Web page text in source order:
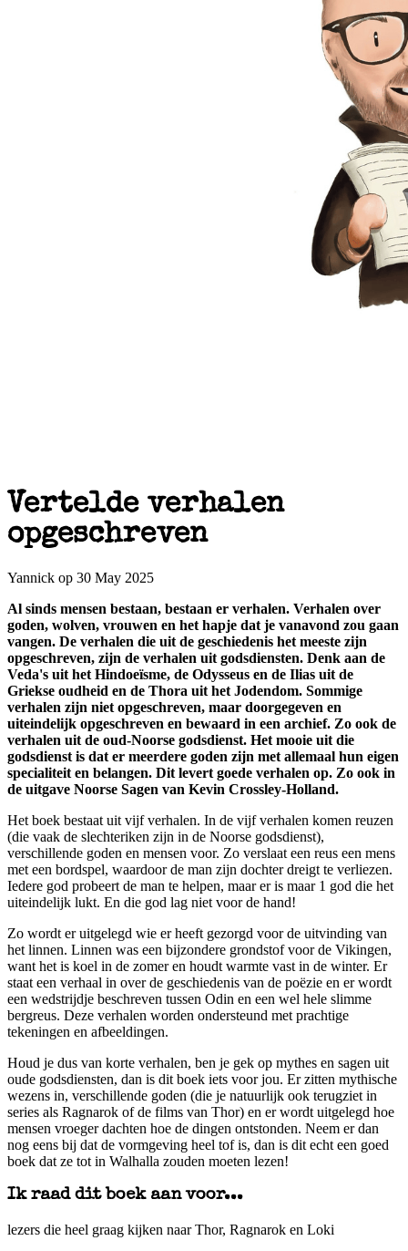
Vertelde verhalen
opgeschreven
Yannick op 30 May 2025
Al sinds mensen bestaan, bestaan er verhalen. Verhalen over
goden, wolven, vrouwen en het hapje dat je vanavond zou gaan
vangen. De verhalen die uit de geschiedenis het meeste zijn
opgeschreven, zijn de verhalen uit godsdiensten. Denk aan de
Veda's uit het Hindoeïsme, de Odysseus en de Ilias uit de
Griekse oudheid en de Thora uit het Jodendom. Sommige
verhalen zijn niet opgeschreven, maar doorgegeven en
uiteindelijk opgeschreven en bewaard in een archief. Zo ook de
verhalen uit de oud-Noorse godsdienst. Het mooie uit die
godsdienst is dat er meerdere goden zijn met allemaal hun eigen
specialiteit en belangen. Dit levert goede verhalen op. Zo ook in
de uitgave Noorse Sagen van Kevin Crossley-Holland.
Het boek bestaat uit vijf verhalen. In de vijf verhalen komen reuzen
(die vaak de slechteriken zijn in de Noorse godsdienst),
verschillende goden en mensen voor. Zo verslaat een reus een mens
met een bordspel, waardoor de man zijn dochter dreigt te verliezen.
Iedere god probeert de man te helpen, maar er is maar 1 god die het
uiteindelijk lukt. En die god lag niet voor de hand!
Zo wordt er uitgelegd wie er heeft gezorgd voor de uitvinding van
het linnen. Linnen was een bijzondere grondstof voor de Vikingen,
want het is koel in de zomer en houdt warmte vast in de winter. Er
staat een verhaal in over de geschiedenis van de poëzie en er wordt
een wedstrijdje beschreven tussen Odin en een wel hele slimme
bergreus. Deze verhalen worden ondersteund met prachtige
tekeningen en afbeeldingen.
Houd je dus van korte verhalen, ben je gek op mythes en sagen uit
oude godsdiensten, dan is dit boek iets voor jou. Er zitten mythische
wezens in, verschillende goden (die je natuurlijk ook terugziet in
series als Ragnarok of de films van Thor) en er wordt uitgelegd hoe
mensen vroeger dachten hoe de dingen ontstonden. Neem er dan
nog eens bij dat de vormgeving heel tof is, dan is dit echt een goed
boek dat ze tot in Walhalla zouden moeten lezen!
Ik raad dit boek aan voor...
lezers die heel graag kijken naar Thor, Ragnarok en Loki